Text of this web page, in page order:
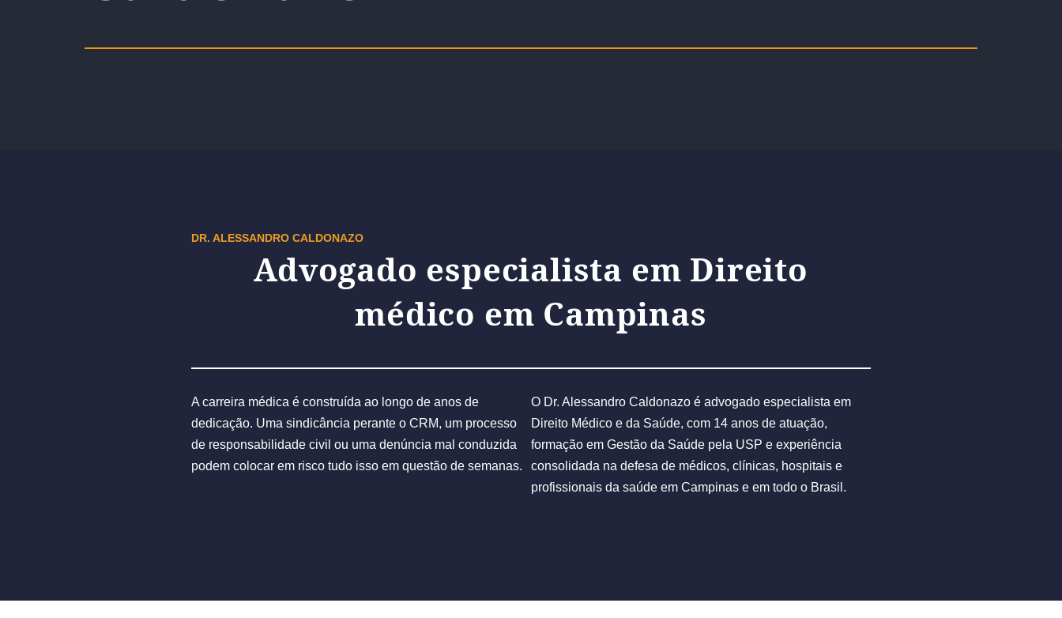
DR. ALESSANDRO CALDONAZO
Advogado especialista em Direito
médico em Campinas
A carreira médica é construída ao longo de anos de
dedicação. Uma sindicância perante o CRM, um processo
de responsabilidade civil ou uma denúncia mal conduzida
podem colocar em risco tudo isso em questão de semanas.
O Dr. Alessandro Caldonazo é advogado especialista em
Direito Médico e da Saúde, com 14 anos de atuação,
formação em Gestão da Saúde pela USP e experiência
consolidada na defesa de médicos, clínicas, hospitais e
profissionais da saúde em Campinas e em todo o Brasil.